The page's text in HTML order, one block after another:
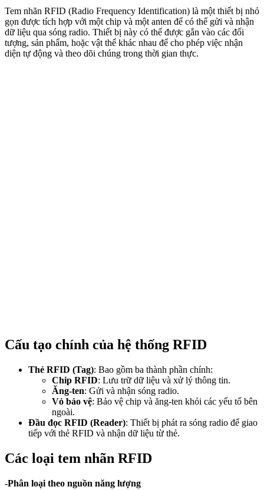
Tem nhãn RFID (Radio Frequency Identification) là một thiết bị nhỏ
gọn được tích hợp với một chip và một anten để có thể gửi và nhận
dữ liệu qua sóng radio. Thiết bị này có thể được gắn vào các đối
tượng, sản phẩm, hoặc vật thể khác nhau để cho phép việc nhận
diện tự động và theo dõi chúng trong thời gian thực.
Cấu tạo chính của hệ thống RFID
Thẻ RFID (Tag): Bao gồm ba thành phần chính:
Chip RFID: Lưu trữ dữ liệu và xử lý thông tin.
Ăng-ten: Gửi và nhận sóng radio.
Vỏ bảo vệ: Bảo vệ chip và ăng-ten khỏi các yếu tố bên
ngoài.
Đầu đọc RFID (Reader): Thiết bị phát ra sóng radio để giao
tiếp với thẻ RFID và nhận dữ liệu từ thẻ.
Các loại tem nhãn RFID
-Phân loại theo nguồn năng lượng